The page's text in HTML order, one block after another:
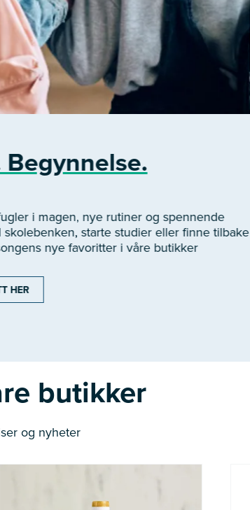
i magen, nye rutiner og spennende
starte studier eller finne tilbake
nye favoritter i våre butikker
HER
butikker
og nyheter